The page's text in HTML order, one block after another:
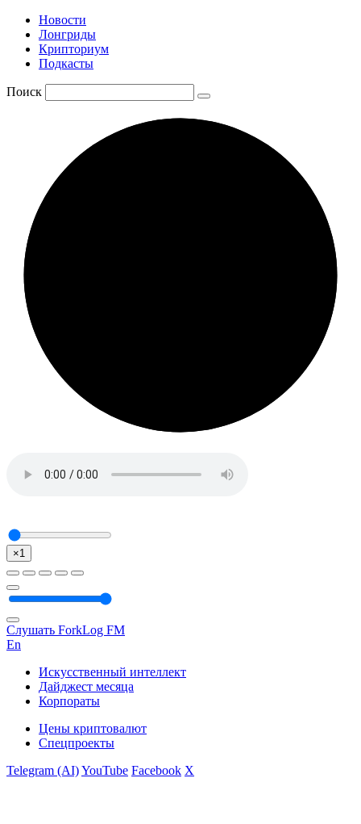
Новости
Лонгриды
Крипториум
Подкасты
Поиск
×1
Слушать ForkLog FM
En
Искусственный интеллект
Дайджест месяца
Корпораты
Цены криптовалют
Спецпроекты
Telegram (AI)YouTube Facebook X